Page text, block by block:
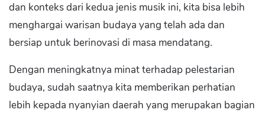
dan konteks dari kedua jenis musik ini, kita bisa lebih
menghargai warisan budaya yang telah ada dan
bersiap untuk berinovasi di masa mendatang.
Dengan meningkatnya minat terhadap pelestarian
budaya, sudah saatnya kita memberikan perhatian
lebih kepada nyanyian daerah yang merupakan bagian